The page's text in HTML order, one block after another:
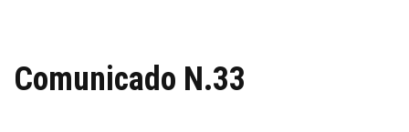
Comunicado N.33